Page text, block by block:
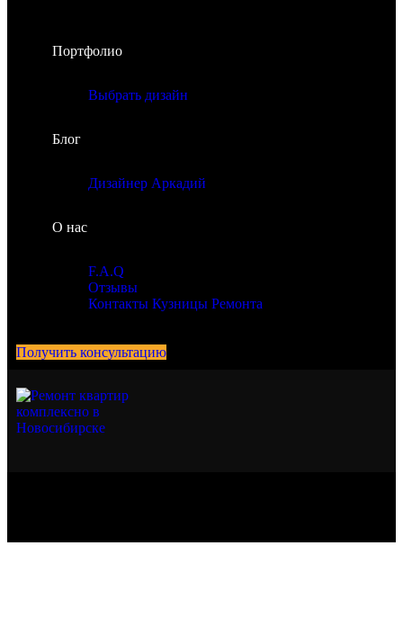
Портфолио
Выбрать дизайн
Блог
Дизайнер Аркадий
О нас
F.A.Q
Отзывы
Контакты Кузницы Ремонта
Получить консультацию